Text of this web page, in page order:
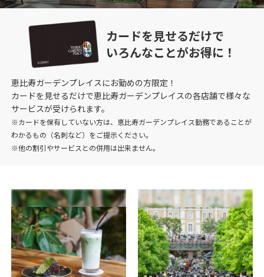
カードを見せるだけで
いろんなことがお得に！
恵比寿ガーデンプレイスにお勤めの方限定！
カードを見せるだけで恵比寿ガーデンプレイスの各店舗で様々な
サービスが受けられます。
※カードを保有していない方は、恵比寿ガーデンプレイス勤務であることが
わかるもの（名刺など）をご提示ください。
※他の割引やサービスとの併用は出来ません。